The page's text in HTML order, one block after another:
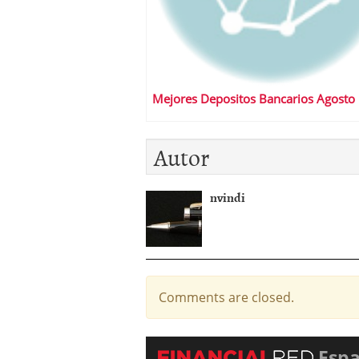
Mejores Depositos Bancarios Agosto
Autor
nvindi
Comments are closed.